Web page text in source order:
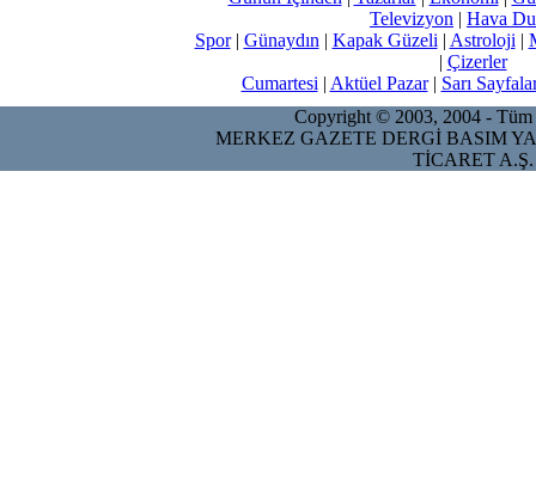
Televizyon | Hava
Spor| Günaydın | Kapak Güzeli | Astroloji |
| Çizerler
Cumartesi | Aktüel Pazar| Sarı
Copyright © 2003, 2004 - Tüm
MERKEZ GAZETE DERGİ BASIM
TİCARET A.Ş.